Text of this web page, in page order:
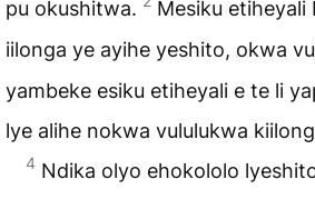
pu okushitwa.
Mesiku etiheyali
iilonga ye ayihe yeshito, okwa
yambeke esiku etiheyali e te li
lye alihe nokwa vululukwa
4 Ndika olyo ehokololo